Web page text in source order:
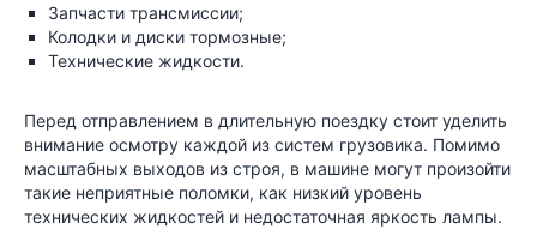
Запчасти трансмиссии;
Колодки и диски тормозные;
Технические жидкости.
Перед отправлением в длительную поездку стоит уделить
внимание осмотру каждой из систем грузовика. Помимо
масштабных выходов из строя, в машине могут произойти
такие неприятные поломки, как низкий уровень
технических жидкостей и недостаточная яркость лампы.